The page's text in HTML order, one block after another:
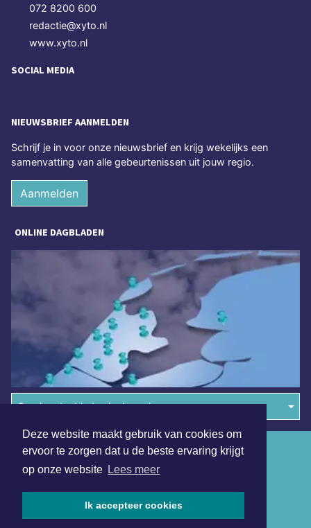
Deze website maakt gebruik van cookies om
ervoor te zorgen dat u de beste ervaring krijgt
op onze website Lees meer
Ik accepteer cookies
072 8200 600
redactie@xyto.nl
www.xyto.nl
SOCIAL MEDIA
NIEUWSBRIEF AANMELDEN
Schrijf je in voor onze nieuwsbrief en krijg wekelijks een
samenvatting van alle gebeurtenissen uit jouw regio.
Aanmelden
ONLINE DAGBLADEN
Overige dagbladen in de regio
Algemene voorwaarden
Disclaimer